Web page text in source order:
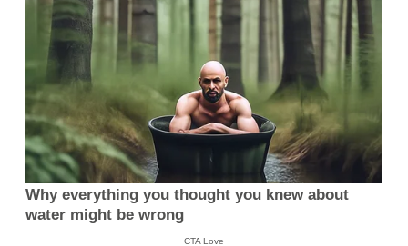
Why everything you thought you knew about
water might be wrong
CTA Love